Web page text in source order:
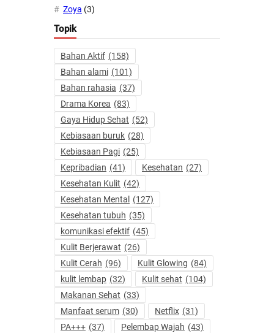
Zoya (3)
Topik
Bahan Aktif (158)
Bahan alami (101)
Bahan rahasia (37)
Drama Korea (83)
Gaya Hidup Sehat (52)
Kebiasaan buruk (28)
Kebiasaan Pagi (25)
Kepribadian (41) Kesehatan (27)
Kesehatan Kulit (42)
Kesehatan Mental (127)
Kesehatan tubuh (35)
komunikasi efektif (45)
Kulit Berjerawat (26)
Kulit Cerah (96) Kulit Glowing (84)
kulit lembap (32) Kulit sehat (104)
Makanan Sehat (33)
Manfaat serum (30) Netflix (31)
PA+++ (37) Pelembap Wajah (43)